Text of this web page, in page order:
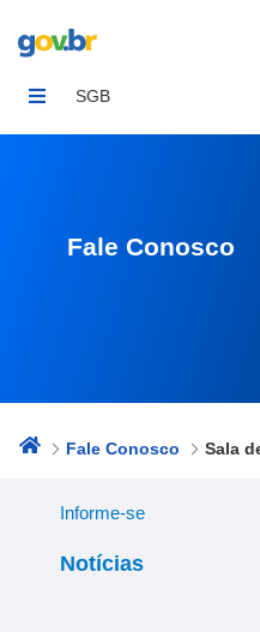
SGB
Fale Conosco
Fale Conosco Sala
Informe-se
Notícias